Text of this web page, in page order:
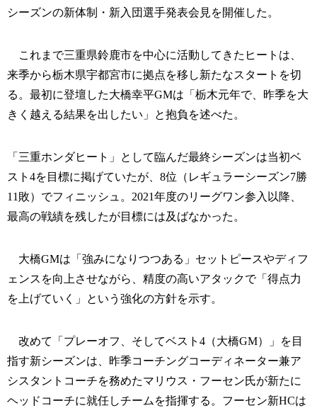
シーズンの新体制・新入団選手発表会見を開催した。
これまで三重県鈴鹿市を中心に活動してきたヒートは、
来季から栃木県宇都宮市に拠点を移し新たなスタートを切
る。最初に登壇した大橋幸平GMは「栃木元年で、昨季を大
きく越える結果を出したい」と抱負を述べた。
「三重ホンダヒート」として臨んだ最終シーズンは当初ベ
スト4を目標に掲げていたが、8位（レギュラーシーズン7勝
11敗）でフィニッシュ。2021年度のリーグワン参入以降、
最高の戦績を残したが目標には及ばなかった。
大橋GMは「強みになりつつある」セットピースやディフ
ェンスを向上させながら、精度の高いアタックで「得点力
を上げていく」という強化の方針を示す。
改めて「プレーオフ、そしてベスト4（大橋GM）」を目
指す新シーズンは、昨季コーチングコーディネーター兼ア
シスタントコーチを務めたマリウス・フーセン氏が新たに
ヘッドコーチに就任しチームを指揮する。フーセン新HCは